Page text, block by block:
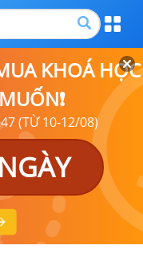
KHOÁ HỌC
(TỪ 10-12/08)